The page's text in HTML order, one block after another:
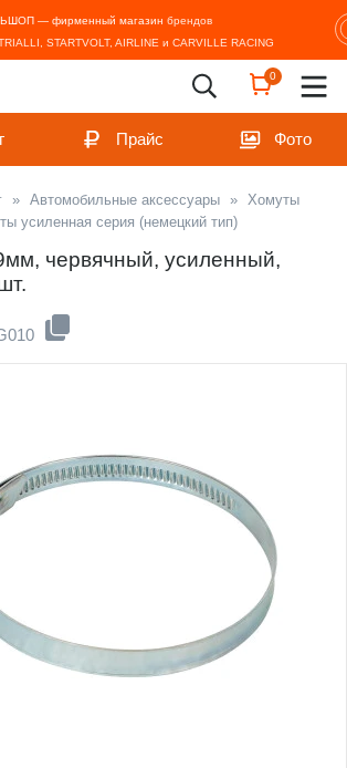
— фирменный магазин брендов
STARTVOLT, AIRLINE и CARVILLE RACING
0
Прайс Фото
» Автомобильные аксессуары » Хомуты
усиленная серия (немецкий тип)
червячный, усиленный,